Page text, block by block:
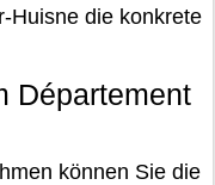
Huisne die konkrete
Département
können Sie die